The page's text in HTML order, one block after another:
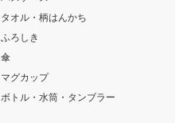
タオル・柄はんかち
ふろしき
傘
マグカップ
ボトル・水筒・タンブラー